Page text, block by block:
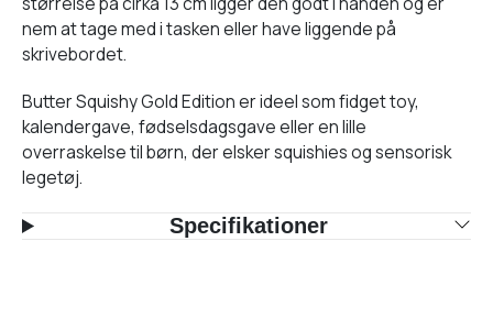
nem at tage med i tasken eller have liggende på
skrivebordet.
Butter Squishy Gold Edition er ideel som fidget toy,
kalendergave, fødselsdagsgave eller en lille
overraskelse til børn, der elsker squishies og sensorisk
legetøj.
Specifikationer